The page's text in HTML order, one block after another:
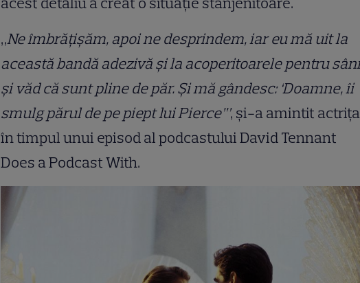
„Ne îmbrățișăm, apoi ne desprindem, iar eu mă uit la
această bandă adezivă și la acoperitoarele pentru sâni
și văd că sunt pline de păr. Și mă gândesc: ‘Doamne, îi
smulg părul de pe piept lui Pierce’”, și-a amintit actrița
în timpul unui episod al podcastului David Tennant
Does a Podcast With.